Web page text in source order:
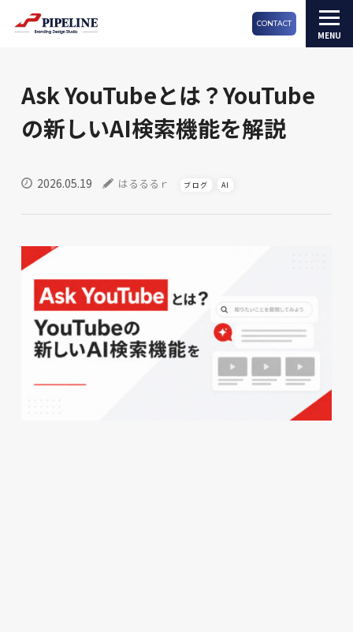
CONTACT
Ask YouTubeとは？YouTube
の新しいAI検索機能を解説
2026.05.19 はるるるｒ ブログ AI